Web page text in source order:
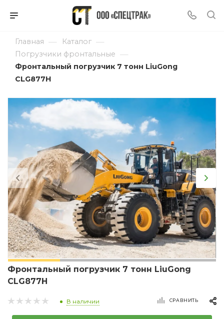
Главная — Каталог —
Погрузчики фронтальные —
Фронтальный погрузчик 7 тонн LiuGong
CLG877H
Фронтальный погрузчик 7 тонн LiuGong
CLG877H
В наличии СРАВНИТЬ